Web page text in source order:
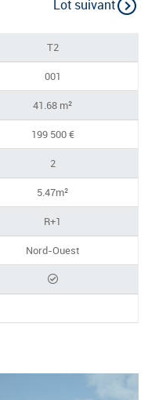
Lot suivant
T2
001
41.68 m²
199 500 €
2
5.47m²
R+1
Nord-Ouest
Disponible